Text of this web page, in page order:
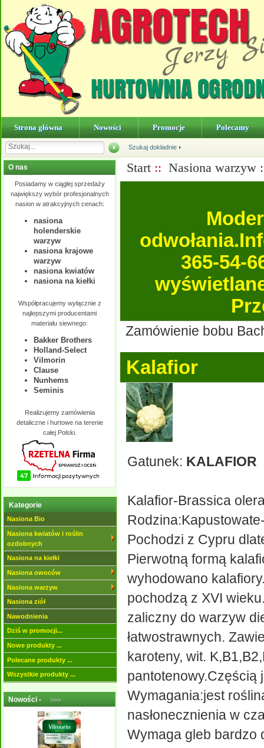
Strona główna Nowości Promocje Polecamy
Szukaj dokładnie
O nas
Posiadamy w ciągłej sprzedaży
największy wybór profesjonalnych
nasion w atrakcyjnych cenach:
nasiona
holenderskie
warzyw
nasiona krajowe
warzyw
nasiona kwiatów
nasiona na kiełki
Współpracujemy wyłącznie z
najlepszymi producentami
materiału siewnego:
Bakker Brothers
Holland-Select
Vilmorin
Clause
Nunhems
Seminis
Realizujemy zamówienia
detaliczne i hurtowe na terenie
całej Polski.
Kategorie
Nasiona Bio
Nasiona kwiatów i roślin
ozdobnych
Nasiona na kiełki
Nasiona owoców
Nasiona warzyw
Nasiona ziół
Nawodnienia
Dziś w promocji...
Nowe produkty ...
Polecane produkty ...
Wszystkie produkty ...
Nowości - >>>
Start:: Nasiona warzyw
365-54-
Zamówienie bobu
Kalafior
Gatunek: KALAFIOR
Kalafior-Brassica
Pochodzi z Cypru
Pierwotną formą
wyhodowano
pochodzą z XVI
zaliczny do warzyw
łatwostrawnych.
karoteny, wit.
pantotenowy.Częścią
Wymagania:jest
nasłonecznienia w
Wymaga gleb bardzo